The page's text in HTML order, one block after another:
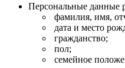
Персональные данные
фамилия, имя,
дата и место
гражданство;
пол;
семейное